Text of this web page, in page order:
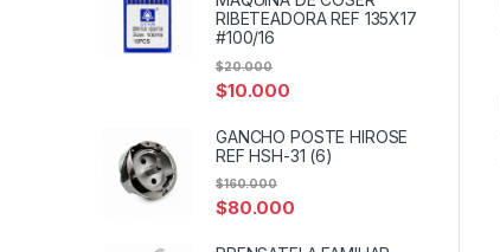
RIBETEADORA REF 135X17
#100/16
$10.000
$20.000
GANCHO POSTE HIROSE
REF HSH-31 (6)
$80.000
$160.000